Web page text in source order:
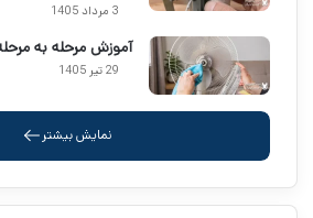
3 مرداد 1405
آموزش مرحله به
29 تیر 1405
نمایش بیشتر